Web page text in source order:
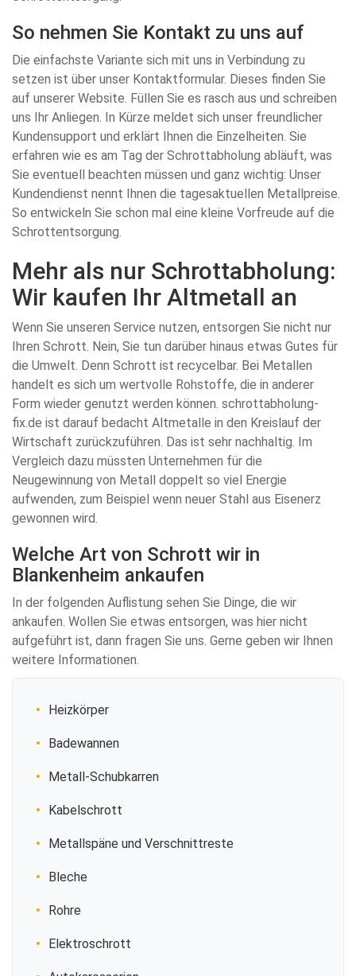
So nehmen Sie Kontakt zu uns auf
Die einfachste Variante sich mit uns in Verbindung zu
setzen ist über unser Kontaktformular. Dieses finden Sie
auf unserer Website. Füllen Sie es rasch aus und schreiben
uns Ihr Anliegen. In Kürze meldet sich unser freundlicher
Kundensupport und erklärt Ihnen die Einzelheiten. Sie
erfahren wie es am Tag der Schrottabholung abläuft, was
Sie eventuell beachten müssen und ganz wichtig: Unser
Kundendienst nennt Ihnen die tagesaktuellen Metallpreise.
So entwickeln Sie schon mal eine kleine Vorfreude auf die
Schrottentsorgung.
Mehr als nur Schrottabholung:
Wir kaufen Ihr Altmetall an
Wenn Sie unseren Service nutzen, entsorgen Sie nicht nur
Ihren Schrott. Nein, Sie tun darüber hinaus etwas Gutes für
die Umwelt. Denn Schrott ist recycelbar. Bei Metallen
handelt es sich um wertvolle Rohstoffe, die in anderer
Form wieder genutzt werden können. schrottabholung-
fix.de ist darauf bedacht Altmetalle in den Kreislauf der
Wirtschaft zurückzuführen. Das ist sehr nachhaltig. Im
Vergleich dazu müssten Unternehmen für die
Neugewinnung von Metall doppelt so viel Energie
aufwenden, zum Beispiel wenn neuer Stahl aus Eisenerz
gewonnen wird.
Welche Art von Schrott wir in
Blankenheim ankaufen
In der folgenden Auflistung sehen Sie Dinge, die wir
ankaufen. Wollen Sie etwas entsorgen, was hier nicht
aufgeführt ist, dann fragen Sie uns. Gerne geben wir Ihnen
weitere Informationen.
Heizkörper
Badewannen
Metall-Schubkarren
Kabelschrott
Metallspäne und Verschnittreste
Bleche
Rohre
Elektroschrott